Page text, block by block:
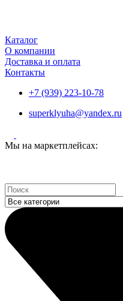
Каталог
О компании
Доставка и оплата
Контакты
+7 (939) 223-10-78
superklyuha@yandex.ru
Мы на маркетплейсах:
Search
...